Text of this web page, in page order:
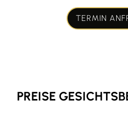
TERMIN
PREISE